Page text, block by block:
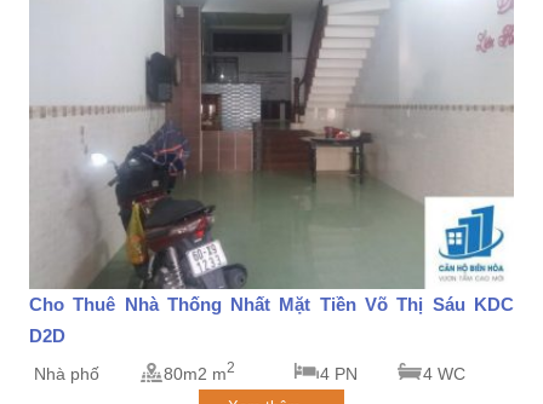
Cho Thuê Nhà Thống Nhất Mặt Tiền Võ Thị Sáu KDC
D2D
Nhà phố 80m2 m2 4 PN 4 WC